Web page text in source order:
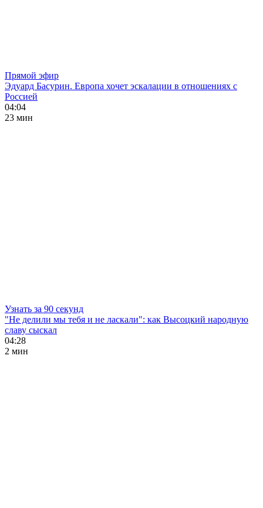
Прямой эфир
Эдуард Басурин. Европа хочет эскалации в отношениях с
Россией
04:04
23 мин
Узнать за 90 секунд
"Не делили мы тебя и не ласкали": как Высоцкий народную
славу сыскал
04:28
2 мин